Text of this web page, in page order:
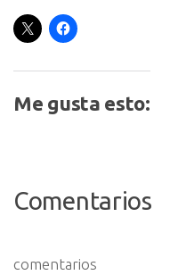
Me gusta esto:
Comentarios
comentarios